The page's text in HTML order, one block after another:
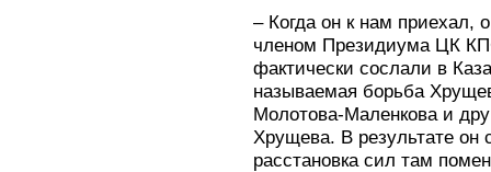
– Когда он к нам
членом Президиума ЦК
фактически сослали в
называемая борьба
Молотова-Маленкова и
Хрущева. В результате
расстановка сил там